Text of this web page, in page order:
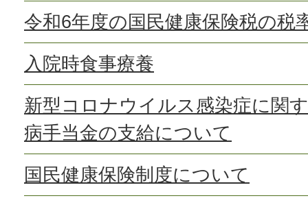
令和6年度の国民健康保険税の税
入院時食事療養
新型コロナウイルス感染症に関
病手当金の支給について
国民健康保険制度について